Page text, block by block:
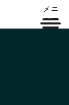
メニ
ュー